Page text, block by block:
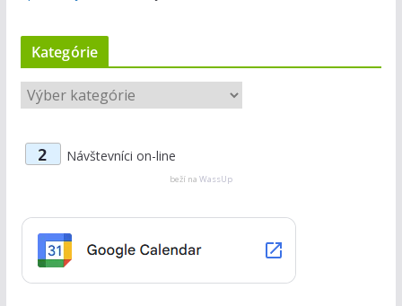
Kategórie
K
a
e
r
2 Návštevníci on-line
beží na WassUp